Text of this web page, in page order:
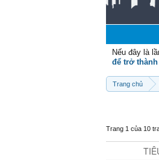
Nếu đây là
để trở
Trang chủ
Trang 1 của 10